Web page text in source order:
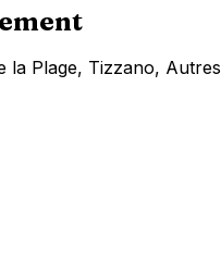
la Plage, Tizzano, Autres